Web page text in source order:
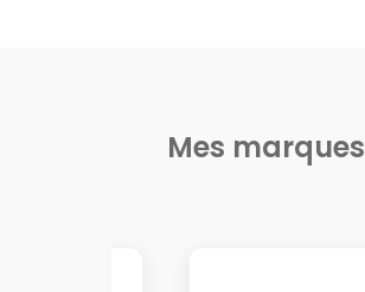
Mes marques